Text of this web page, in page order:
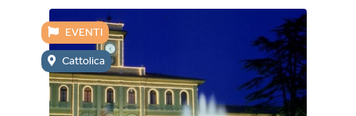
EVENTI
Cattolica